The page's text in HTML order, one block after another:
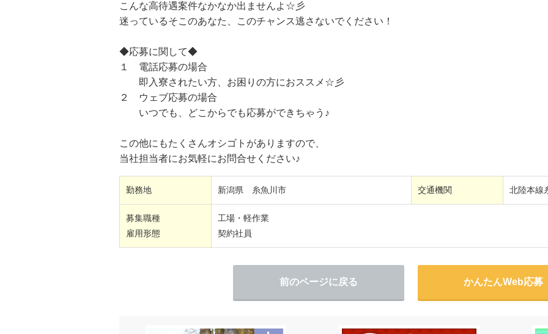
こんな高待遇案件なかなか出ませんよ☆彡
迷っているそこのあなた、このチャンス逃さないでください！
◆応募に関して◆
１ 電話応募の場合
即入寮されたい方、お困りの方におススメ☆彡
２ ウェブ応募の場合
いつでも、どこからでも応募ができちゃう♪
この他にもたくさんオシゴトがありますので、
当社担当者にお気軽にお問合せください♪
勤務地 新潟県 糸魚川市 交通機関 北陸本線
募集職種
雇用形態
工場・軽作業
契約社員
前のページに戻る かんたんWeb応募